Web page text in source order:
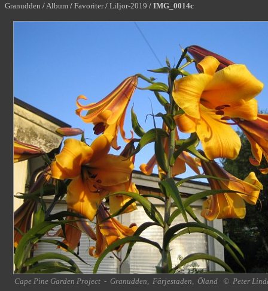
Granudden /Album / Favoriter / Liljor-2019 / IMG_0014c
Cape Pine Garden Project - Granudden, Färjestaden, Öland © Peter